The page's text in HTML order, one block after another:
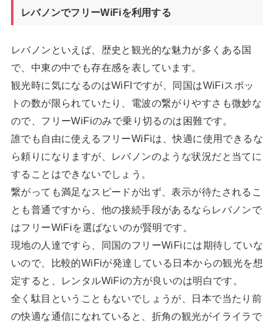
レバノンでフリーWiFiを利用する
レバノンといえば、歴史と観光的な魅力が多くある国
で、中東の中でも存在感を表しています。
観光時に気になるのはWiFIですが、同国はWiFiスポッ
トの数が限られていたり、電波の繋がりやすさも微妙な
ので、フリーWiFiのみで乗り切るのは困難です。
誰でも自由に使えるフリーWiFiは、快適に使用できるな
ら頼りになりますが、レバノンのような状況だと当てに
することはできないでしょう。
繋がっても満足なスピードが出ず、表示が待たされるこ
とも普通ですから、他の接続手段があるならレバノンで
はフリーWiFiを選ばないのが賢明です。
現地の人達ですら、同国のフリーWiFiには期待していな
いので、比較的WiFiが発達している日本からの観光を想
定すると、レンタルWiFiの方が良いのは明白です。
全く駄目ということもないでしょうが、日本で当たり前
の快適な通信になれていると、折角の観光がイライラで